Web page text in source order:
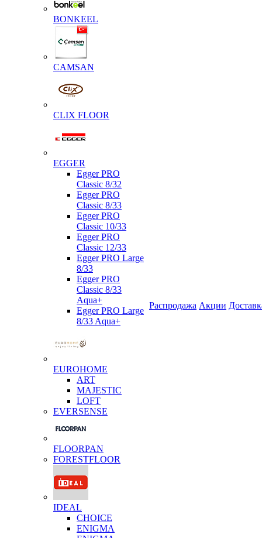
BONKEEL
CAMSAN
CLIX FLOOR
EGGER
Egger PRO
Classic 8/32
Egger PRO
Classic 8/33
Egger PRO
Classic 10/33
Egger PRO
Classic 12/33
Egger PRO Large
8/33
Egger PRO
Classic 8/33
Aqua+
Egger PRO Large
8/33 Aqua+
EUROHOME
ART
MAJESTIC
LOFT
EVERSENSE
FLOORPAN
FORESTFLOOR
IDEAL
CHOICE
ENIGMA
Распродажа Акции